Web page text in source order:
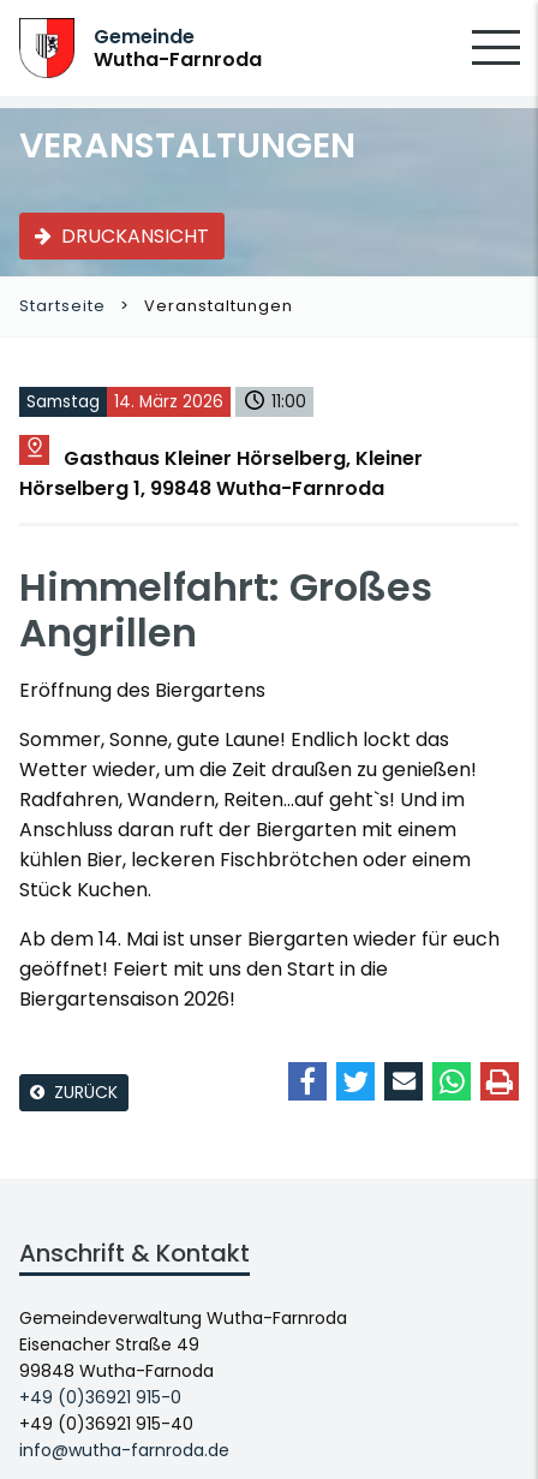
Gemeinde
Wutha-Farnroda
VERANSTALTUNGEN
DRUCKANSICHT
Startseite Veranstaltungen
Samstag 14. März 2026 11:00
Gasthaus Kleiner Hörselberg, Kleiner
Hörselberg 1, 99848 Wutha-Farnroda
Himmelfahrt: Großes
Angrillen
Eröffnung des Biergartens
Sommer, Sonne, gute Laune! Endlich lockt das
Wetter wieder, um die Zeit draußen zu genießen!
Radfahren, Wandern, Reiten...auf geht`s! Und im
Anschluss daran ruft der Biergarten mit einem
kühlen Bier, leckeren Fischbrötchen oder einem
Stück Kuchen.
Ab dem 14. Mai ist unser Biergarten wieder für euch
geöffnet! Feiert mit uns den Start in die
Biergartensaison 2026!
ZURÜCK
Anschrift & Kontakt
Gemeindeverwaltung Wutha-Farnroda
Eisenacher Straße 49
99848 Wutha-Farnoda
+49 (0)36921 915-0
+49 (0)36921 915-40
info@wutha-farnroda.de